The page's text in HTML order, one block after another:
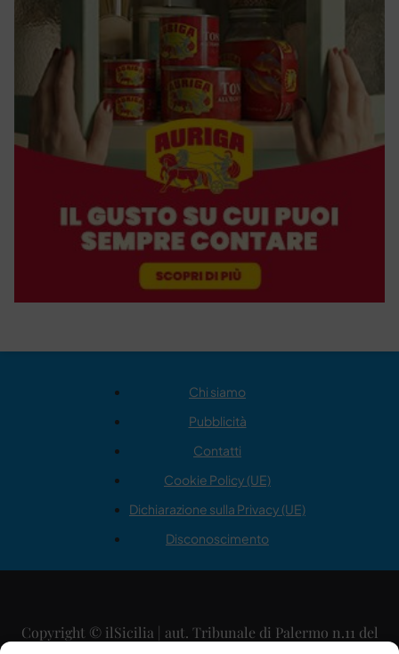
Chi siamo
Pubblicità
Contatti
Cookie Policy (UE)
Dichiarazione sulla Privacy (UE)
Disconoscimento
Copyright © ilSicilia | aut. Tribunale di Palermo n.11 del